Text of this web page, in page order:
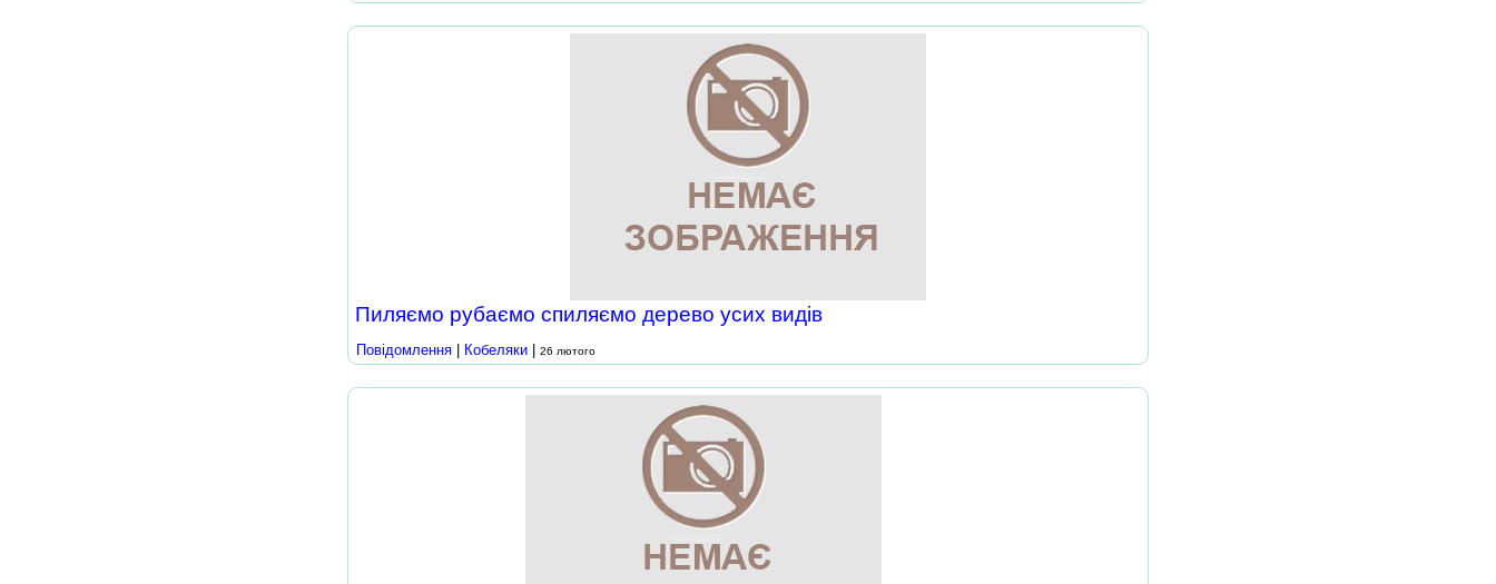
Пиляємо рубаємо спиляємо дерево усих видів
Повідомлення Кобеляки 26 лютого